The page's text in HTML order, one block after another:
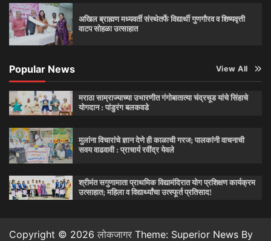
अखिल ब्राह्मण मध्यवर्ती संस्थेतर्फे विद्यार्थी गुणगौरव व शिष्यवृत्ती
वाटप सोहळा उत्साहात
Popular News View All
मराठा साम्राज्याच्या उभारणीत गंगोबातात्या चंद्रचूड यांचे सिंहाचे
योगदान : पांडुरंग बलकवडे
मुलांना विचारांचे ज्ञान देणे ही काळाची गरज; पालकांनी वाचनाची
सवय वाढवावी : प्राचार्य रवींद्र येवले
श्रीमंत सगुणामाता प्राथमिक विद्यामंदिरात योग प्रशिक्षण कार्यक्रम
उत्साहात; महिला व विद्यार्थ्यांचा उत्स्फूर्त प्रतिसाद!
Copyright © 2026 लोकजागर Theme: Superior News By